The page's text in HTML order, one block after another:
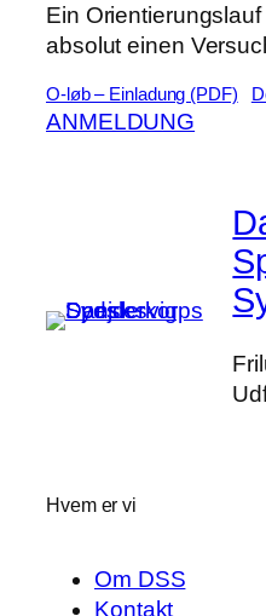
Ein
absolut einen
O-løb – Einladung (PDF)
ANMELDUNG
Hvem er vi
Om DSS
Kontakt